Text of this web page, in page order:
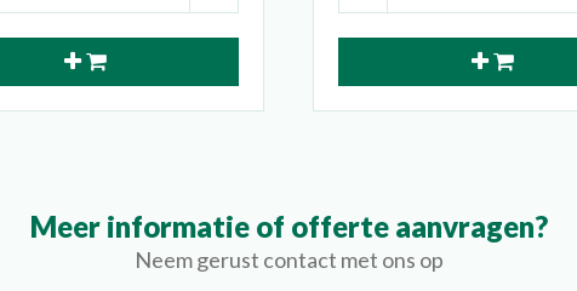
Meer informatie of offerte aanvragen?
Neem gerust contact met ons op